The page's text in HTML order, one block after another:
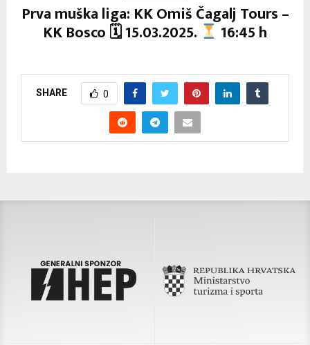
Prva muška liga: KK Omiš Čagalj Tours –
KK Bosco 🗓 15.03.2025. 16:45 h
SHARE 0